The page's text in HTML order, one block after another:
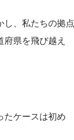
、私たちの拠点
県を飛び越え
たケースは初め